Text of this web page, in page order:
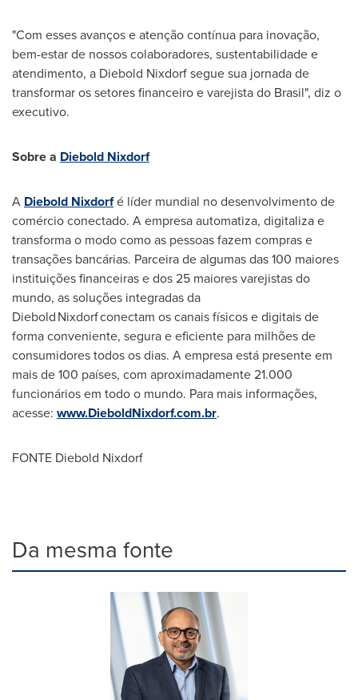
"Com esses avanços e atenção contínua para inovação,
bem-estar de nossos colaboradores, sustentabilidade e
atendimento, a Diebold Nixdorf segue sua jornada de
transformar os setores financeiro e varejista do Brasil", diz o
executivo.
Sobre a Diebold Nixdorf
A Diebold Nixdorfé líder mundial no desenvolvimento de
comércio conectado. A empresa automatiza, digitaliza e
transforma o modo como as pessoas fazem compras e
transações bancárias. Parceira de algumas das 100 maiores
instituições financeiras e dos 25 maiores varejistas do
mundo, as soluções integradas da
Diebold Nixdorf conectam os canais físicos e digitais de
forma conveniente, segura e eficiente para milhões de
consumidores todos os dias. A empresa está presente em
mais de 100 países, com aproximadamente 21.000
funcionários em todo o mundo. Para mais informações,
acesse: www.DieboldNixdorf.com.br.
FONTE Diebold Nixdorf
Da mesma fonte